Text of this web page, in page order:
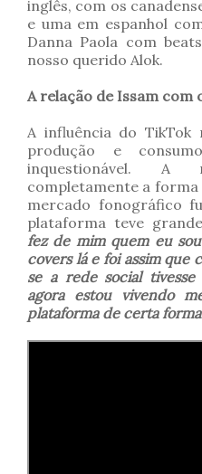
inglês, com os
e uma em espanhol
Danna Paola com
nosso querido Alok.
A relação de Issam com
A influência do TikTok
produção e
inquestionável. A
completamente a
mercado fonográfico
plataforma teve
fez de mim quem eu
covers lá e foi assim que
se a rede social
agora estou vivendo
plataforma de certa